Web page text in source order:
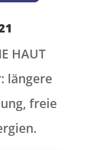
HAUT
längere
freie